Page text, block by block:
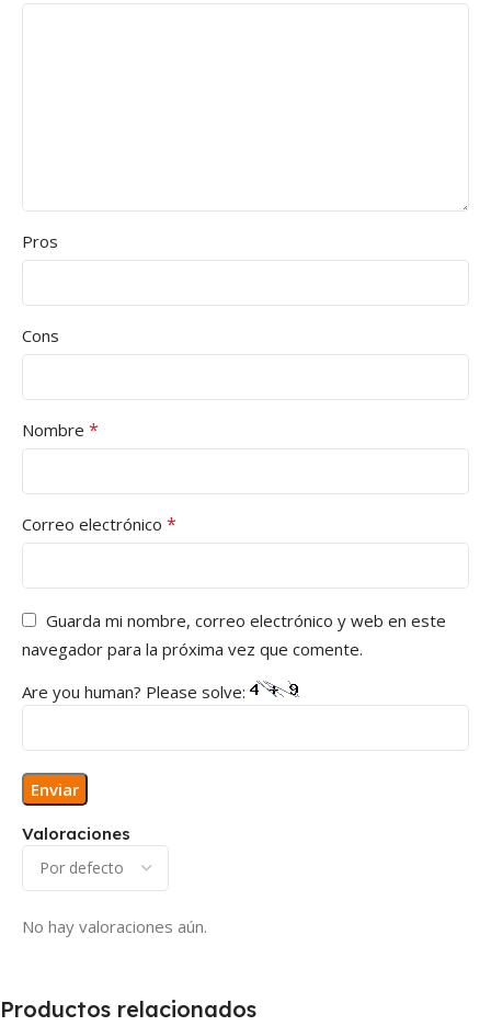
Valoraciones
No hay valoraciones aún.
Pros
Cons
Nombre *
Correo electrónico *
Guarda mi nombre, correo electrónico y web en este
navegador para la próxima vez que comente.
Are you human? Please solve:
Productos relacionados